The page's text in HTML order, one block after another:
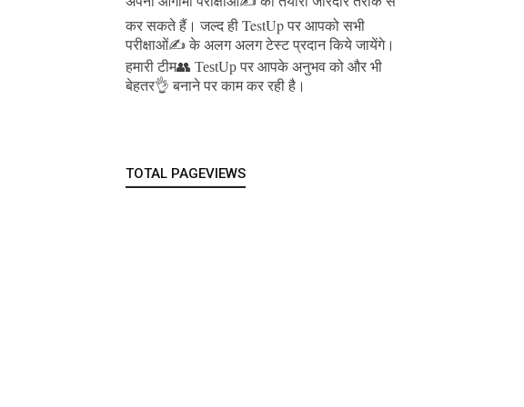
कर सकते हैं।जल्द ही TestUp पर आपको सभी
परीक्षाओं✍️ के अलग अलग टेस्ट प्रदान किये जायेंगे।
हमारी टीम👥 TestUp पर आपके अनुभव को और भी
बेहतर👌 बनाने पर काम कर रही है।
TOTAL PAGEVIEWS